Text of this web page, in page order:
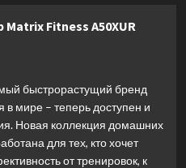
Fitness A50XUR
быстрорастущий бренд
в мире – теперь доступен и
Новая коллекция домашних
для тех, кто хочет
от тренировок, к